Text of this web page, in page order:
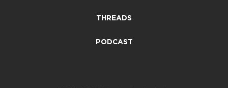
THREADS
PODCAST